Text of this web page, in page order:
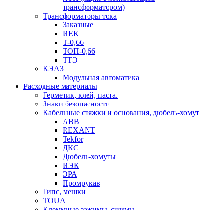
трансформатором)
Трансформаторы тока
Заказные
ИЕК
Т-0,66
ТОП-0,66
ТТЭ
КЭАЗ
Модульная автоматика
Расходные материалы
Герметик, клей, паста.
Знаки безопасности
Кабельные стяжки и основания, дюбель-хомут
ABB
REXANT
Tekfor
ДКС
Дюбель-хомуты
ИЭК
ЭРА
Промрукав
Гипс, мешки
TOUA